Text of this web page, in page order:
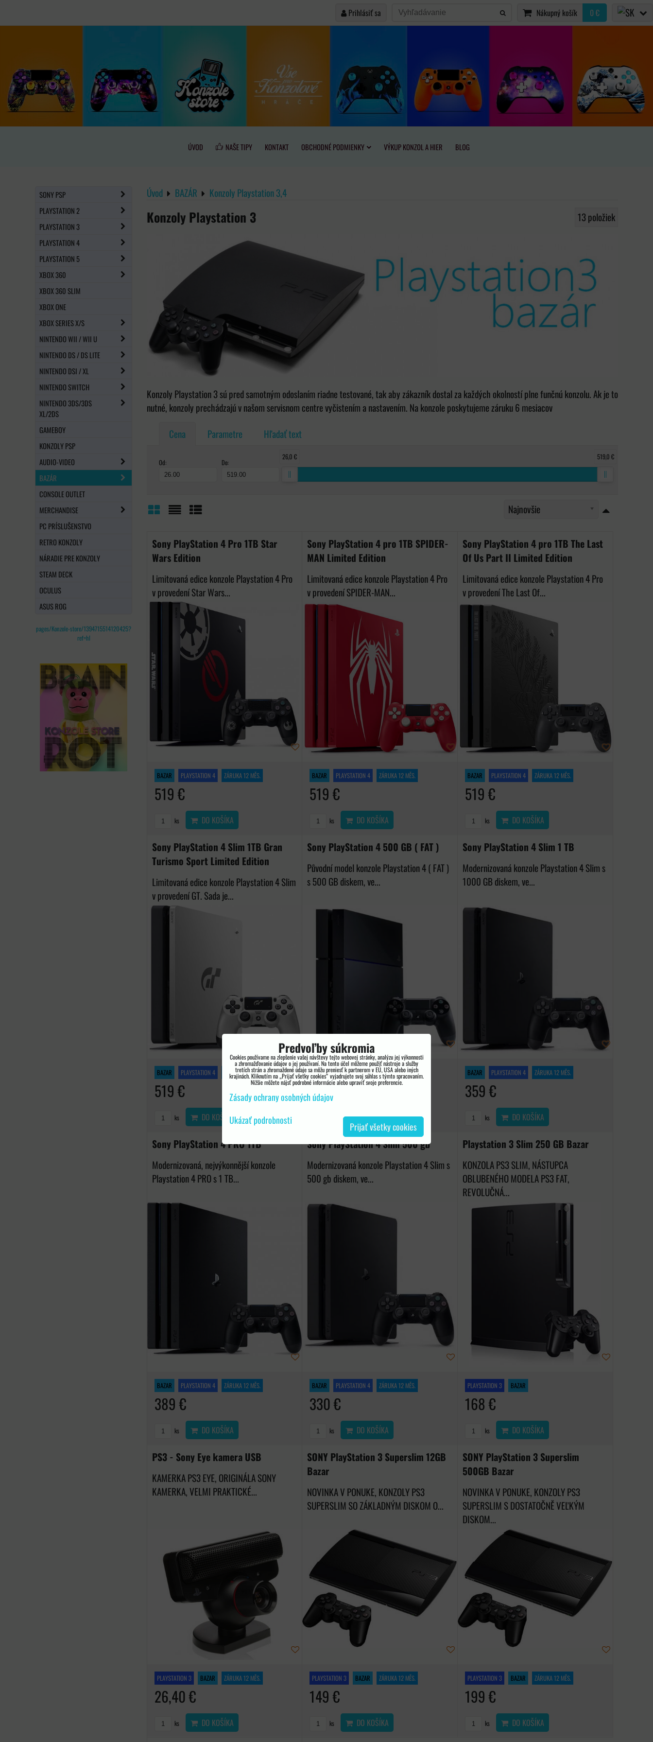
Prihlásiť sa Nákupný košík 0 €
ÚVOD NAŠE TIPY KONTAKT OBCHODNÉ PODMIENKY VÝKUP KONZOL A HIER BLOG
Úvod BAZÁR Konzoly Playstation 3,4
Konzoly Playstation 3 13položiek
Konzoly Playstation 3 sú pred samotným odoslaním riadne testované, tak aby zákazník dostal za každých okolností plne funčnú konzolu. Ak je to
nutné, konzoly prechádzajú v našom servisnom centre vyčistením a nastavením. Na konzole poskytujeme záruku 6 mesiacov
Cena
Parametre Hľadať text
Od: Do:
26,0 € 519,0 €
Najnovšie
Sony PlayStation 4 Pro 1TB Star
Wars Edition
Limitovaná edice konzole Playstation 4 Pro
v provedení Star Wars...
BAZAR PLAYSTATION 4 ZÁRUKA 12 MĚS.
519 €
ks DO KOŠÍKA
Sony PlayStation 4 pro 1TB SPIDER-
MAN Limited Edition
Limitovaná edice konzole Playstation 4 Pro
v provedení SPIDER-MAN...
BAZAR PLAYSTATION 4 ZÁRUKA 12 MĚS.
519 €
ks DO KOŠÍKA
Sony PlayStation 4 pro 1TB The Last
Of Us Part II Limited Edition
Limitovaná edice konzole Playstation 4 Pro
v provedení The Last Of...
BAZAR PLAYSTATION 4 ZÁRUKA 12 MĚS.
519 €
ks DO KOŠÍKA
Sony PlayStation 4 Slim 1TB Gran
Turismo Sport Limited Edition
Limitovaná edice konzole Playstation 4 Slim
v provedení GT. Sada je...
BAZAR PLAYSTATION 4 ZÁRUKA 12 MĚS.
519 €
ks DO KOŠÍKA
Sony PlayStation 4 500 GB ( FAT )
Původní model konzole Playstation 4 ( FAT )
s 500 GB diskem, ve...
BAZAR PLAYSTATION 4 ZÁRUKA 12 MĚS.
289 €
DO KOŠÍKA
Sony PlayStation 4 Slim 1 TB
Modernizovaná konzole Playstation 4 Slim s
1000 GB diskem, ve...
BAZAR PLAYSTATION 4 ZÁRUKA 12 MĚS.
359 €
ks DO KOŠÍKA
Sony PlayStation 4 PRO 1TB
Modernizovaná, nejvýkonnější konzole
Playstation 4 PRO s 1 TB...
BAZAR PLAYSTATION 4 ZÁRUKA 12 MĚS.
389 €
ks DO KOŠÍKA
Sony PlayStation 4 Slim 500 gb
Modernizovaná konzole Playstation 4 Slim s
500 gb diskem, ve...
BAZAR PLAYSTATION 4 ZÁRUKA 12 MĚS.
330 €
ks DO KOŠÍKA
Playstation 3 Slim 250 GB Bazar
KONZOLA PS3 SLIM, NÁSTUPCA
OBLUBENÉHO MODELA PS3 FAT,
REVOLUČNÁ...
PLAYSTATION 3 BAZAR
168 €
ks DO KOŠÍKA
PS3 - Sony Eye kamera USB
KAMERKA PS3 EYE, ORIGINÁLA SONY
KAMERKA, VELMI PRAKTICKÉ...
PLAYSTATION 3 BAZAR ZÁRUKA 12 MĚS.
26,40 €
ks DO KOŠÍKA
SONY PlayStation 3 Superslim 12GB
Bazar
NOVINKA V PONUKE, KONZOLY PS3
SUPERSLIM SO ZÁKLADNÝM DISKOM O...
PLAYSTATION 3 BAZAR ZÁRUKA 12 MĚS.
149 €
ks DO KOŠÍKA
SONY PlayStation 3 Superslim
500GB Bazar
NOVINKA V PONUKE, KONZOLY PS3
SUPERSLIM S DOSTATOČNĚ VEĽKÝM
DISKOM...
PLAYSTATION 3 BAZAR ZÁRUKA 12 MĚS.
199 €
ks DO KOŠÍKA
SONY PSP
PLAYSTATION 2
PLAYSTATION 3
PLAYSTATION 4
PLAYSTATION 5
XBOX 360
XBOX 360 SLIM
XBOX ONE
XBOX SERIES X/S
NINTENDO WII / WII U
NINTENDO DS / DS LITE
NINTENDO DSI / XL
NINTENDO SWITCH
NINTENDO 3DS/3DS
XL/2DS
GAMEBOY
KONZOLY PSP
AUDIO-VIDEO
BAZÁR
CONSOLE OUTLET
MERCHANDISE
PC PRÍSLUŠENSTVO
RETRO KONZOLY
NÁRADIE PRE KONZOLY
STEAM DECK
OCULUS
ASUS ROG
pages/Konzole-store/1394715514120425?
ref=hl
Predvoľby súkromia
Cookies používame na zlepšenie vašej návštevy tejto webovej stránky, analýzu jej výkonnosti
a zhromažďovanie údajov o jej používaní. Na tento účel môžeme použiť nástroje a služby
tretích strán a zhromaždené údaje sa môžu preniesť k partnerom v EÚ, USA alebo iných
krajinách. Kliknutím na „Prijať všetky cookies“ vyjadrujete svoj súhlas s týmto spracovaním.
Nižšie môžete nájsť podrobné informácie alebo upraviť svoje preferencie.
Zásady ochrany osobných údajov
Ukázať podrobnosti
Prijať všetky cookies